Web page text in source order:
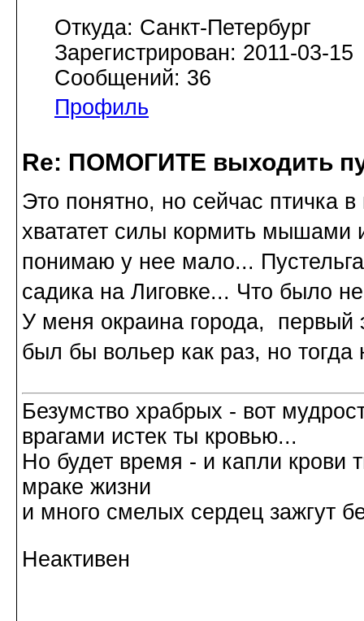
Откуда: Санкт-Петербург
Зарегистрирован: 2011-03-15
Сообщений: 36
Профиль
Re: ПОМОГИТЕ выходить
Это понятно, но сейчас птичка
хвататет силы кормить мышами
понимаю у нее мало...
садика на Лиговке... Что было
У меня окраина города, первый
был бы вольер как раз, но
Безумство храбрых - вот
врагами истек ты кровью...
Но будет время - и капли крови
мраке жизни
и много смелых сердец зажгут
Неактивен